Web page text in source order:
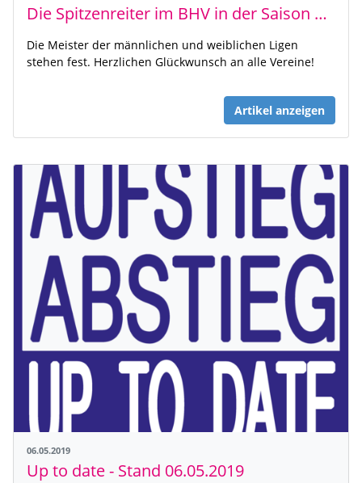
Die Spitzenreiter im BHV in der Saison 2018-2019
Die Meister der männlichen und weiblichen Ligen
stehen fest. Herzlichen Glückwunsch an alle Vereine!
Artikel anzeigen
06.05.2019
Up to date - Stand 06.05.2019